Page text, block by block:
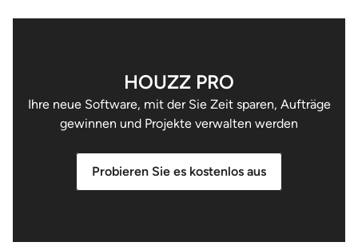
HOUZZ PRO
Ihre neue Software, mit der Sie Zeit sparen, Aufträge
gewinnen und Projekte verwalten werden
Probieren Sie es kostenlos aus